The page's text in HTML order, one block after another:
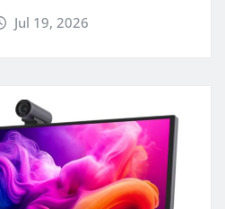
Jul 19, 2026